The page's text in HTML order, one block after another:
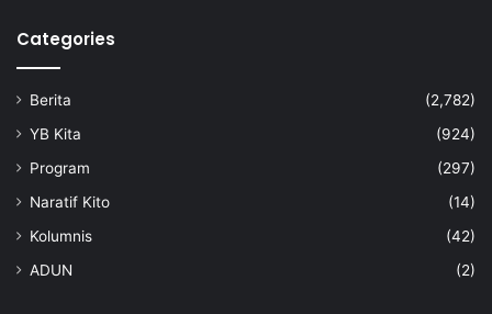
r
a
a
N
e
r
Categories
Berita
(2,782)
YB Kita
(924)
Program
(297)
Naratif Kito
(14)
Kolumnis
(42)
ADUN
(2)